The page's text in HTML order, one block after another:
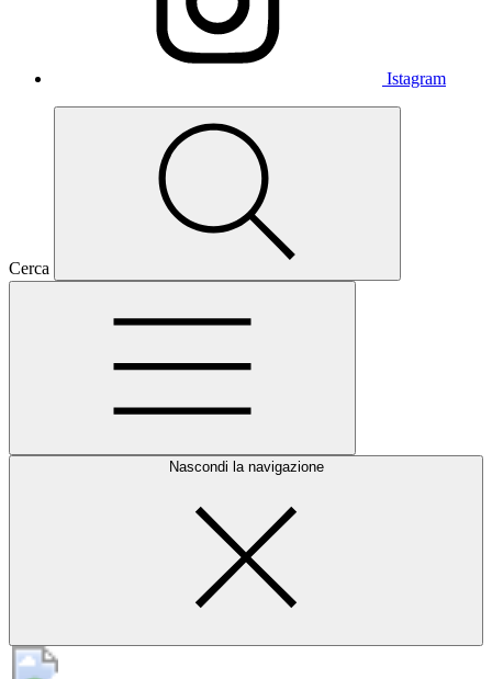
Istagram
Cerca
Nascondi la navigazione